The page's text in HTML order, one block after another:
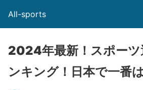
All-sports
2024年最新！スポーツ
ンキング！日本で一番